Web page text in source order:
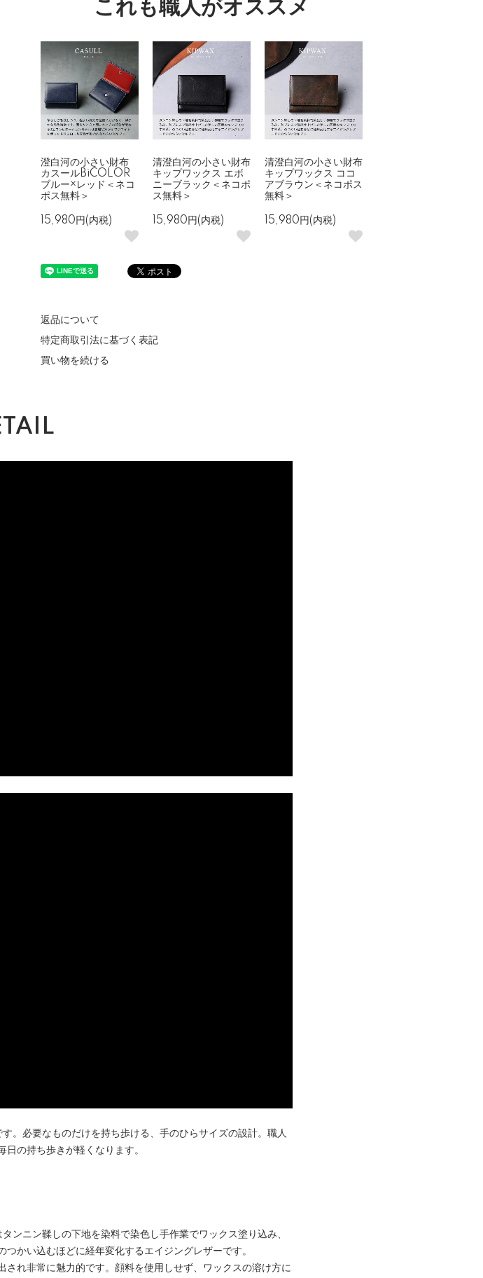
これも職人がオススメ
澄白河の小さい財布
カスールBiCOLOR
ブルー×レッド＜ネコ
ポス無料＞
15,980円(内税)
清澄白河の小さい財布
キップワックス エボ
ニーブラック＜ネコポ
ス無料＞
15,980円(内税)
清澄白河の小さい財布
キップワックス ココ
アブラウン＜ネコポス
無料＞
15,980円(内税)
返品について
特定商取引法に基づく表記
買い物を続ける
。必要なものだけを持ち歩ける、手のひらサイズの設計。職人
の持ち歩きが軽くなります。
ンニン鞣しの下地を染料で染色し手作業でワックス塗り込み、
かい込むほどに経年変化するエイジングレザーです。
れ非常に魅力的です。顔料を使用しせず、ワックスの溶け方に